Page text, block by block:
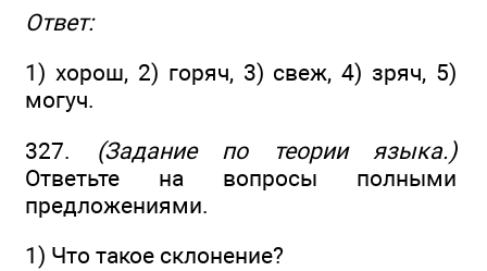
Ответ:
1) хорош, 2) горяч, 3) свеж, 4) зряч, 5)
могуч.
327. (Задание по теории языка.)
Ответьте на вопросы полными
предложениями.
1) Что такое склонение?